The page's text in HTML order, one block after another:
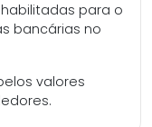
para o
bancárias no
valores